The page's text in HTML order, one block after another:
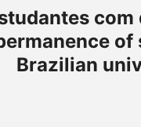
Brazilian